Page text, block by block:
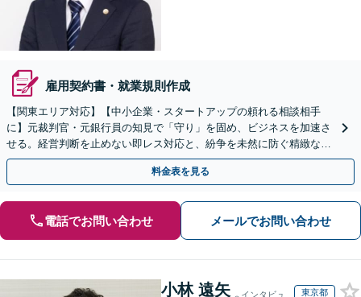
雇用契約書・就業規則作成
【関東エリア対応】【中小企業・スタートアップの頼れる相談相手
に】元裁判官・元銀行員の知見で「守り」を固め、ビジネスを加速さ
せる。経営判断を止めない即レス対応と、紛争を未然に防ぐ精緻な契
約戦略。【夜間・WEB相談可】
料金表を見る
電話でお問い合わせ メールでお問い合わせ
小林 遠矢
インタビュ
東京都